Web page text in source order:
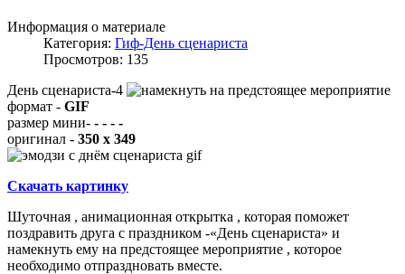
Информация о материале
Категория: Гиф-День сценариста
Просмотров: 135
День сценариста-4
формат - GIF
размер мини- - - - -
оригинал - 350 x 349
Скачать картинку
Шуточная , анимационная открытка , которая поможет
поздравить друга с праздником -«День сценариста» и
намекнуть ему на предстоящее мероприятие , которое
необходимо отпраздновать вместе.